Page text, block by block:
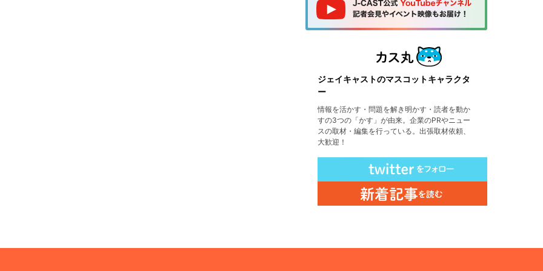
ジェイキャストのマスコットキャラクタ
ー
情報を活かす・問題を解き明かす・読者を動か
すの3つの「かす」が由来。企業のPRやニュー
スの取材・編集を行っている。出張取材依頼、
大歓迎！